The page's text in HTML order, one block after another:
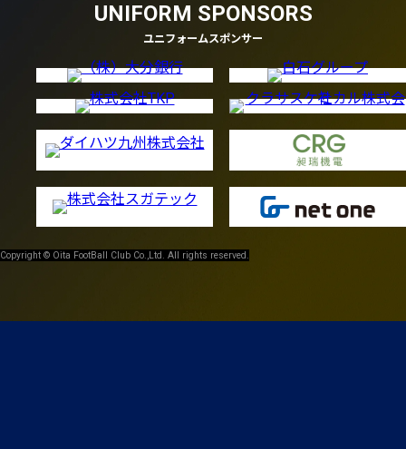
ユニフォームスポンサー
UNIFORM SPONSORS
Copyright © Oita FootBall Club Co.,Ltd. All rights reserved.